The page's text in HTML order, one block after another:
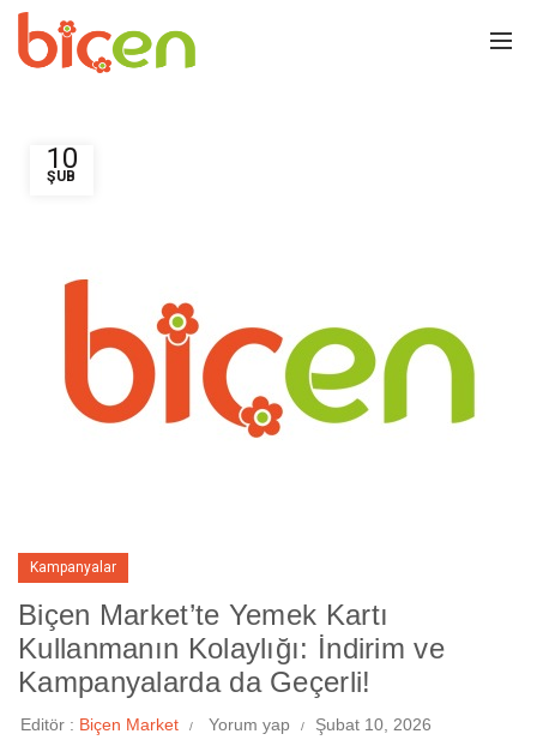
10
ŞUB
Kampanyalar
Biçen Market’te Yemek Kartı
Kullanmanın Kolaylığı: İndirim ve
Kampanyalarda da Geçerli!
Editör : Biçen Market Yorum yap Şubat 10, 2026